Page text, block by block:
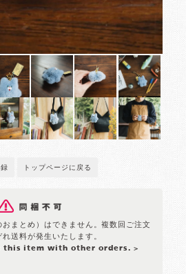
トップページに戻る
まとめ）はできません。複数回ご注文
送料が発生いたします。
this item with other orders. >